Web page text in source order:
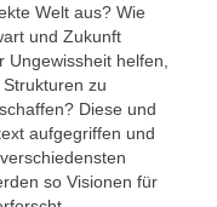
Welt aus? Wie
und Zukunft
helfen,
zu
Diese und
aufgegriffen und
so Visionen für